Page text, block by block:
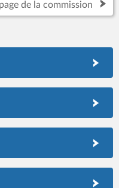
de la commission